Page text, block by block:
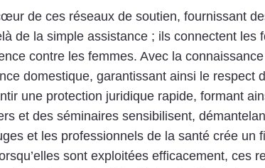
de ces réseaux de soutien, fournissant
de la simple assistance ; ils connectent les
contre les femmes. Avec la
domestique, garantissant ainsi le respect
une protection juridique rapide, formant
et des séminaires sensibilisent,
et les professionnels de la santé crée un
sont exploitées efficacement, ces